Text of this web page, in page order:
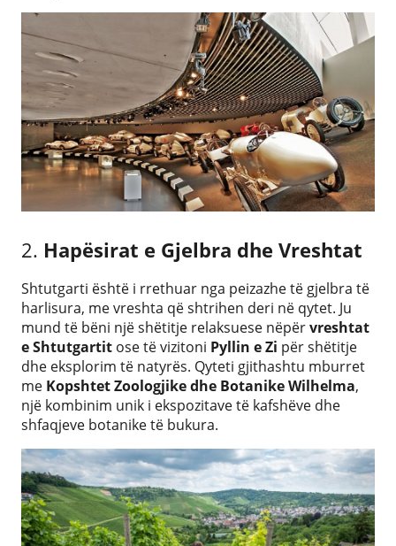
2. Hapësirat e Gjelbra dhe Vreshtat
Shtutgarti është i rrethuar nga peizazhe të gjelbra të
harlisura, me vreshta që shtrihen deri në qytet. Ju
mund të bëni një shëtitje relaksuese nëpërvreshtat
e Shtutgartit ose të vizitoni Pyllin e Zi për shëtitje
dhe eksplorim të natyrës. Qyteti gjithashtu mburret
me Kopshtet Zoologjike dhe Botanike Wilhelma,
një kombinim unik i ekspozitave të kafshëve dhe
shfaqjeve botanike të bukura.